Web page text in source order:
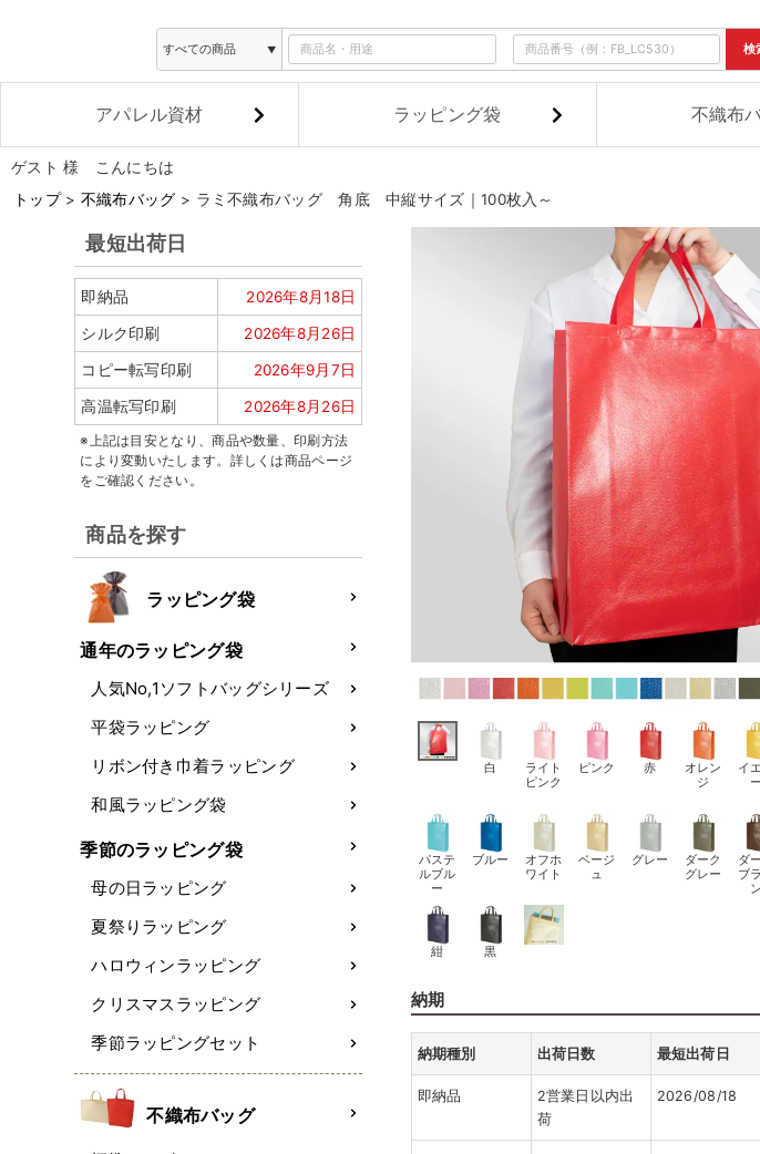
検
アパレル資材 ラッピング袋 不織布
ゲスト 様 こんにちは
トップ 不織布バッグ ラミ不織布バッグ 角底 中縦サイズ｜100枚入～
最短出荷日
即納品 2026年8月18日
シルク印刷 2026年8月26日
コピー転写印刷 2026年9月7日
高温転写印刷 2026年8月26日
※上記は目安となり、商品や数量、印刷方法
により変動いたします。詳しくは商品ページ
をご確認ください。
商品を探す
ラッピング袋
通年のラッピング袋
人気No,1ソフトバッグシリーズ
平袋ラッピング
リボン付き巾着ラッピング
和風ラッピング袋
季節のラッピング袋
母の日ラッピング
夏祭りラッピング
ハロウィンラッピング
クリスマスラッピング
季節ラッピングセット
不織布バッグ
白
ライト
ピンク
ピンク 赤
オレン
ジ
イ
ー
パステ
ルブル
ー
ブルー
オフホ
ワイト
ベージ
ュ
グレー
ダーク
グレー
ダ
ブ
ン
紺 黒
納期
納期種別 出荷日数 最短出荷日
即納品
2営業日以内出
荷
2026/08/18